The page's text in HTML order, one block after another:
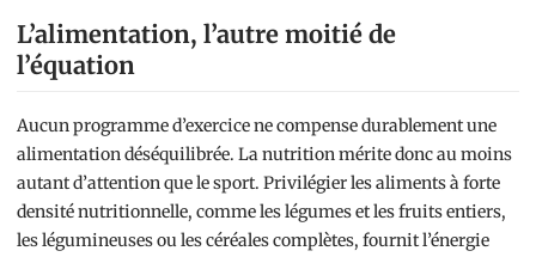
L’alimentation, l’autre moitié de
l’équation
Aucun programme d’exercice ne compense durablement une
alimentation déséquilibrée. La nutrition mérite donc au moins
autant d’attention que le sport. Privilégier les aliments à forte
densité nutritionnelle, comme les légumes et les fruits entiers,
les légumineuses ou les céréales complètes, fournit l’énergie